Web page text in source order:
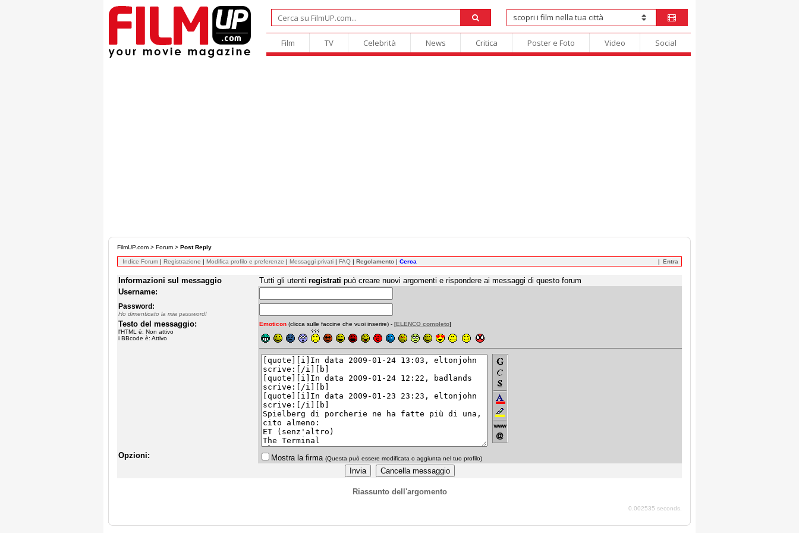
Film TV Celebrità News Critica Poster e Foto Video Social
FilmUP.com > Forum > Post Reply
Indice Forum | Registrazione | Modifica profilo e preferenze | Messaggi privati | FAQ | Regolamento | Cerca Entra
Informazioni sul messaggio Tutti gli utenti registrati può creare nuovi argomenti e rispondere ai messaggi di questo forum
Username:
Password:
Ho dimenticato la mia password!
Testo del messaggio:
l'HTML è: Non attivo
i BBcode è: Attivo
Emoticon (clicca sulle faccine che vuoi inserire) - [ELENCO completo]
Opzioni: Mostra la firma (Questa può essere modificata o aggiunta nel tuo profilo)
Riassunto dell'argomento
0.002535 seconds.